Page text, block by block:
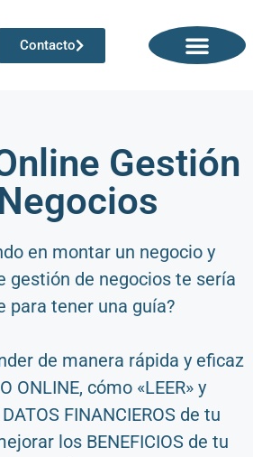
Contacto
Gestión
en montar un negocio y
gestión de negocios te sería
para tener una guía?
de manera rápida y eficaz
ONLINE, cómo «LEER» y
FINANCIEROS de tu
los BENEFICIOS de tu